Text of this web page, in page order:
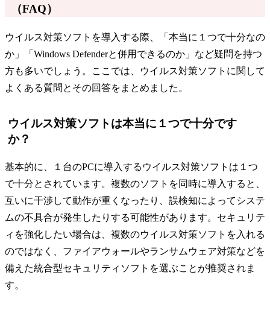
（FAQ）
ウイルス対策ソフトを導入する際、「本当に１つで十分なの
か」「Windows Defenderと併用できるのか」など疑問を持つ
方も多いでしょう。ここでは、ウイルス対策ソフトに関して
よくある質問とその回答をまとめました。
ウイルス対策ソフトは本当に１つで十分です
か？
基本的に、１台のPCに導入するウイルス対策ソフトは１つ
で十分とされています。複数のソフトを同時に導入すると、
互いに干渉して動作が重くなったり、誤検知によってシステ
ムの不具合が発生したりする可能性があります。セキュリテ
ィを強化したい場合は、複数のウイルス対策ソフトを入れる
のではなく、ファイアウォールやランサムウェア対策などを
備えた統合型セキュリティソフトを選ぶことが推奨されま
す。